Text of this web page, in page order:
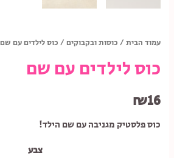
עמוד הבית / כוסות ובקבוקים / כוס לילדים עם שם
כוס לילדים עם שם
₪16
כוס פלסטיק מגניבה עם שם הילד!
צבע